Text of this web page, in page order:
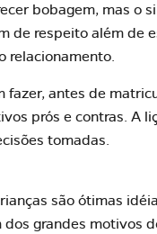
bobagem, mas o
de respeito além de
relacionamento.
fazer, antes de
prós e contras. A
tomadas.
são ótimas
dos grandes motivos